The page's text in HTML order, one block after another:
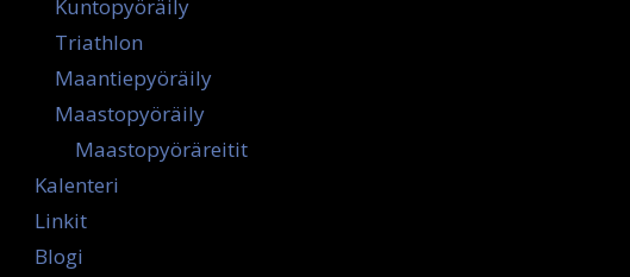
Kuntopyöräily
Triathlon
Maantiepyöräily
Maastopyöräily
Maastopyöräreitit
Kalenteri
Linkit
Blogi